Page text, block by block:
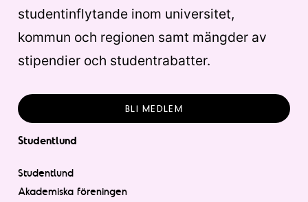
studentinflytande inom universitet,
kommun och regionen samt mängder av
stipendier och studentrabatter.
BLI MEDLEM
Studentlund
Studentlund
Akademiska föreningen